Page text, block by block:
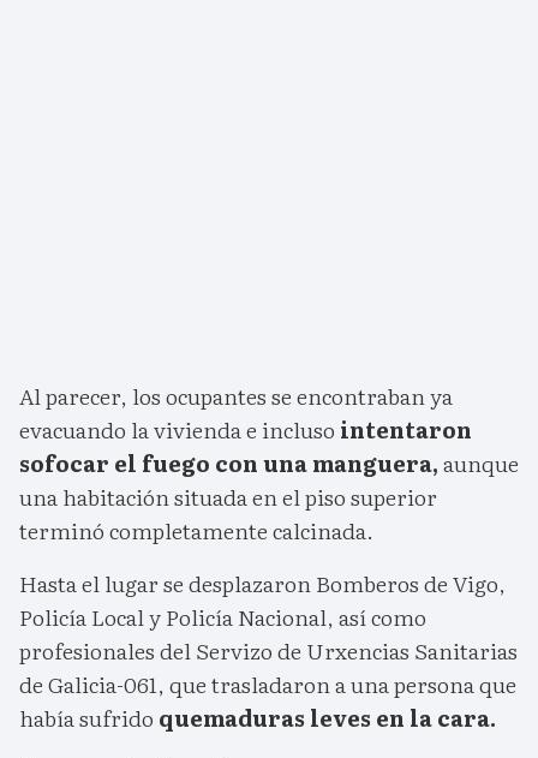
Al parecer, los ocupantes se encontraban ya
evacuando la vivienda e incluso intentaron
sofocar el fuego con una manguera,aunque
una habitación situada en el piso superior
terminó completamente calcinada.
Hasta el lugar se desplazaron Bomberos de Vigo,
Policía Local y Policía Nacional, así como
profesionales del Servizo de Urxencias Sanitarias
de Galicia-061, que trasladaron a una persona que
había sufrido quemaduras leves en la cara.